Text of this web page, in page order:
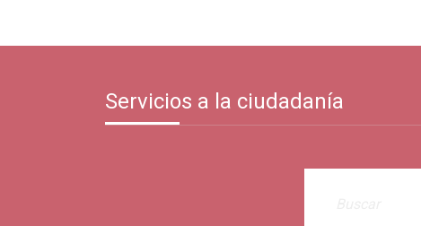
Servicios a la ciudadanía